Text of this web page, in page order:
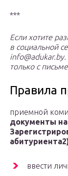
***
Если хотите
в социальной
только с
Правила
приемной
документы
абитуриента
ввести